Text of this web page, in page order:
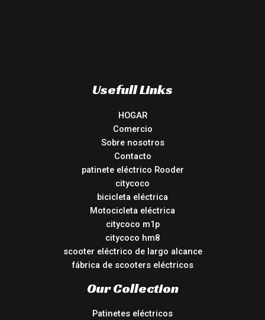
Usefull Links
HOGAR
Comercio
Sobre nosotros
Contacto
patinete eléctrico Rooder
citycoco
bicicleta eléctrica
Motocicleta eléctrica
citycoco m1p
citycoco hm8
scooter eléctrico de largo alcance
fábrica de scooters eléctricos
Our Collection
Patinetes eléctricos